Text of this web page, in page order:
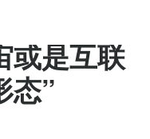
或是互联
态”